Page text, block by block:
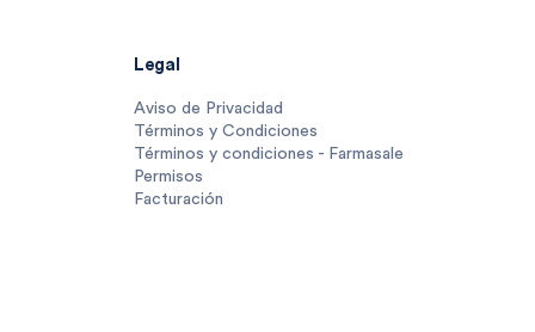
Legal
Aviso de Privacidad
Términos y Condiciones
Términos y condiciones - Farmasale
Permisos
Facturación